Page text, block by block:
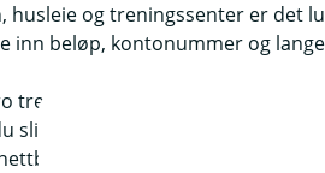
husleie og treningssenter er det
inn beløp, kontonummer og
trenger du bare å sette opp én
slipper å registrere betalingen.
og den blir ikke